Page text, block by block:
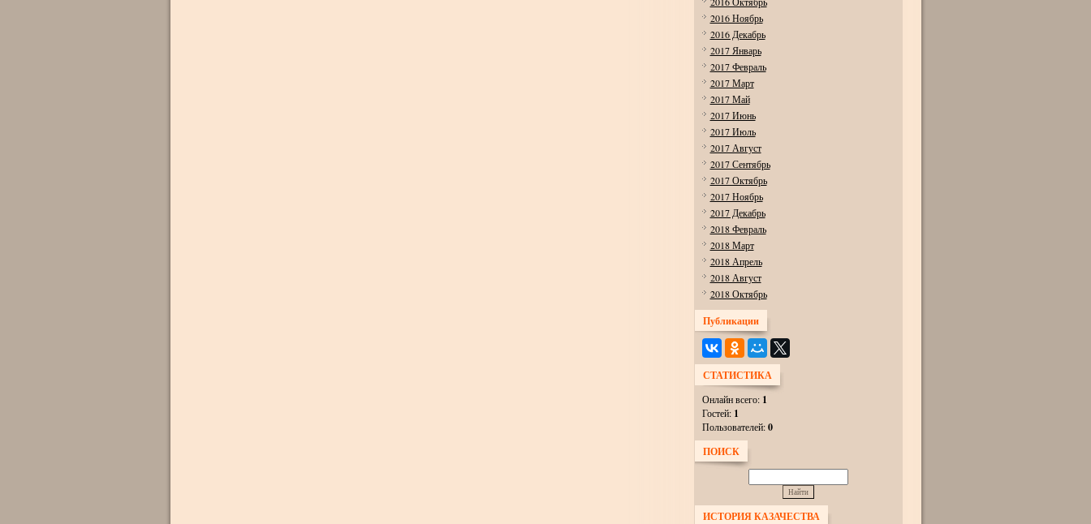
2016 Ноябрь
2016 Декабрь
2017 Январь
2017 Февраль
2017 Март
2017 Май
2017 Июнь
2017 Июль
2017 Август
2017 Сентябрь
2017 Октябрь
2017 Ноябрь
2017 Декабрь
2018 Февраль
2018 Март
2018 Апрель
2018 Август
2018 Октябрь
Публикации
СТАТИСТИКА
Онлайн всего: 1
Гостей: 1
Пользователей:0
ПОИСК
ИСТОРИЯ КАЗАЧЕСТВА